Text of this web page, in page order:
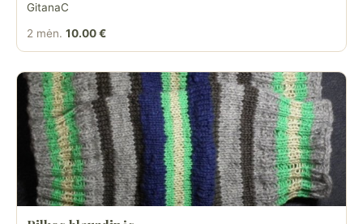
GitanaC
2 mėn. 10.00 €